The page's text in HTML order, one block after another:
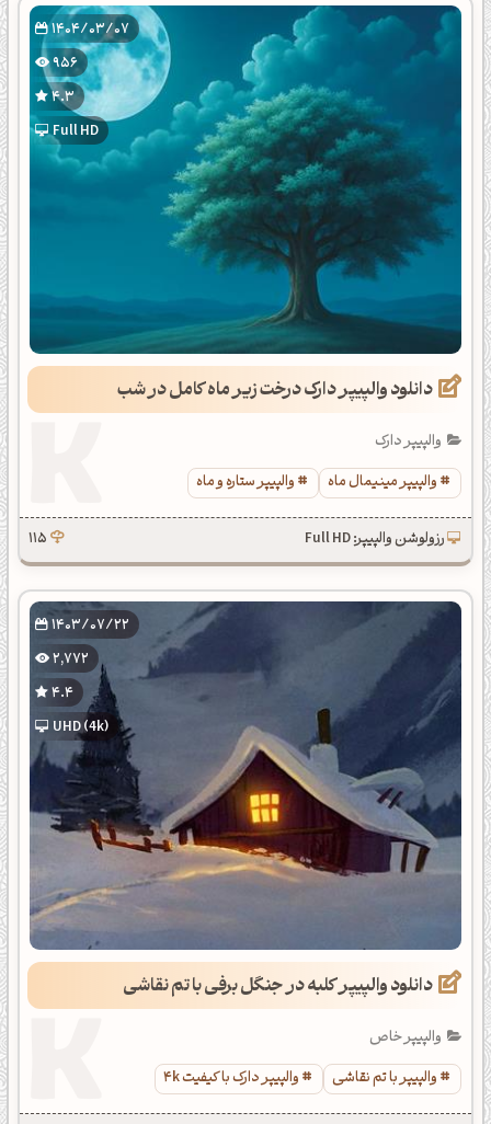
1404/03/07
956
4.3
Full HD
دانلود والپیپر دارک درخت زیر ماه کامل در شب
والپیپر دارک
والپیپر مینیمال ماه
والپیپر ستاره و ماه
رزولوشن والپیپر: Full HD 115
1403/07/22
2,772
4.4
UHD (4k)
دانلود والپیپر کلبه در جنگل برفی با تم نقاشی
والپیپر خاص
والپیپر با تم نقاشی
والپیپر دارک با کیفیت 4k